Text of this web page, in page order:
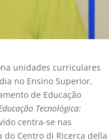
unidades curriculares
no Ensino Superior,
de Educação
Tecnológica:
centra-se nas
Centro di Ricerca della